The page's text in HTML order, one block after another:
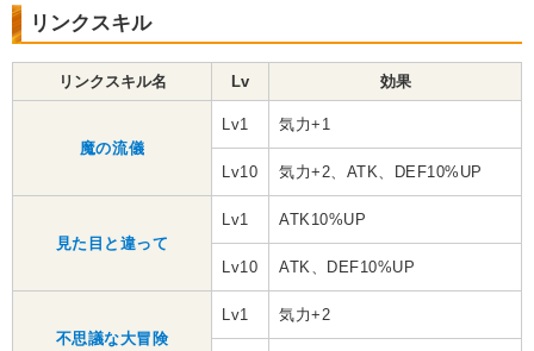
リンクスキル
リンクスキル名 Lv 効果
魔の流儀
Lv1 気力+1
Lv10 気力+2、ATK、DEF10%UP
見た目と違って
Lv1 ATK10%UP
Lv10 ATK、DEF10%UP
不思議な大冒険
Lv1 気力+2